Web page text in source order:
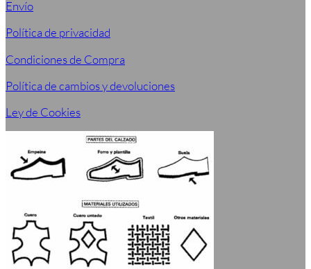
Envío
Política de privacidad
Condiciones de Compra
Política de cambios y devoluciones
Ley de Cookies